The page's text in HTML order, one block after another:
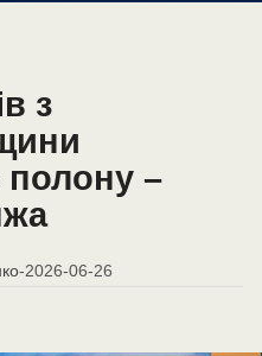
з
полону –
-2026-06-26